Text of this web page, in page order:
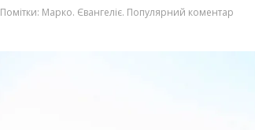
Помітки: Марко. Євангеліє. Популярний коментар